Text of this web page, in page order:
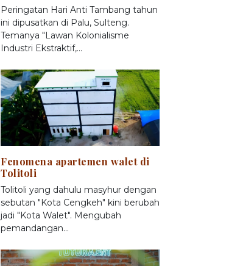
Peringatan Hari Anti Tambang tahun
ini dipusatkan di Palu, Sulteng.
Temanya "Lawan Kolonialisme
Industri Ekstraktif,…
Fenomena apartemen walet di
Tolitoli
Tolitoli yang dahulu masyhur dengan
sebutan "Kota Cengkeh" kini berubah
jadi "Kota Walet". Mengubah
pemandangan…